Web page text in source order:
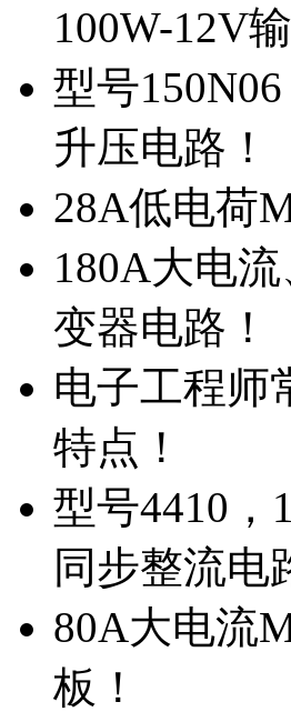
100W-12V
型号
升压电路！
28A低电荷
180A大电
变器电路！
电子工程师
特点！
型号4410，
同步整流电
80A大电流
板！